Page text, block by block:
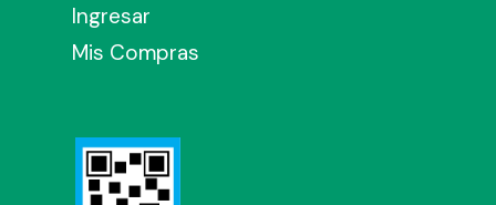
Ingresar
Mis Compras